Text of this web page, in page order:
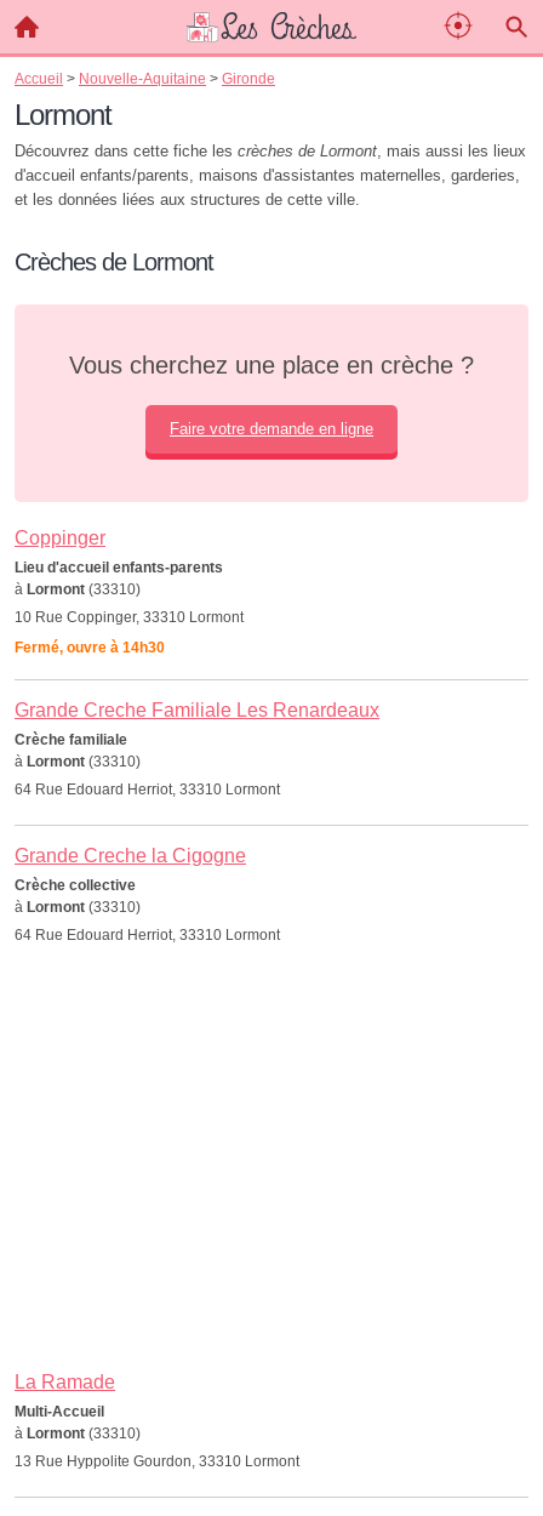
Accueil > Nouvelle-Aquitaine > Gironde
Lormont
Découvrez dans cette fiche les crèches de Lormont, mais aussi les lieux
d'accueil enfants/parents, maisons d'assistantes maternelles, garderies,
et les données liées aux structures de cette ville.
Crèches de Lormont
Vous cherchez une place en crèche ?
Faire votre demande en ligne
Coppinger
Lieu d'accueil enfants-parents
à Lormont (33310)
10 Rue Coppinger, 33310 Lormont
Fermé, ouvre à 14h30
Grande Creche Familiale Les Renardeaux
Crèche familiale
à Lormont (33310)
64 Rue Edouard Herriot, 33310 Lormont
Grande Creche la Cigogne
Crèche collective
à Lormont (33310)
64 Rue Edouard Herriot, 33310 Lormont
La Ramade
Multi-Accueil
à Lormont (33310)
13 Rue Hyppolite Gourdon, 33310 Lormont